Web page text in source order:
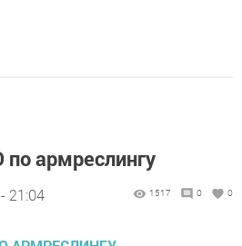
армреслингу
21:04 1517 0 0